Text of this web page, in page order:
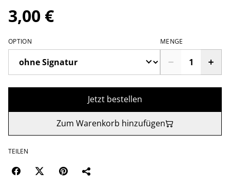
3,00 €
OPTION MENGE
Jetzt bestellen
Zum Warenkorb hinzufügen
TEILEN